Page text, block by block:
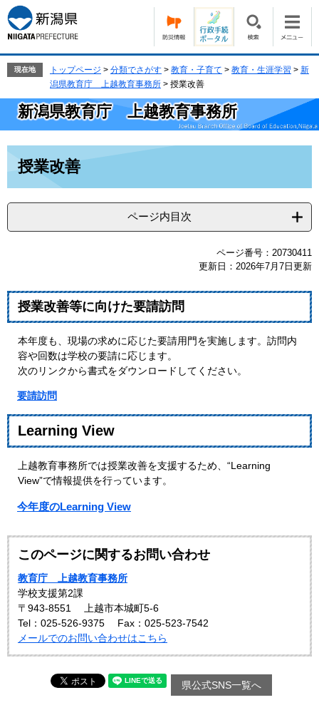
ー
ジ
の
で
す。
ニ
ュ
ー
ば
現在地 トップページ > 分類でさがす > 教育・子育て > 教育・生涯学習 > 新
潟県教育庁 上越教育事務所 > 授業改善
新潟県教育庁 上越教育事務所
授業改善
ページ内目次
ページ番号：20730411
更新日：2026年7月7日更新
授業改善等に向けた要請訪問
本年度も、現場の求めに応じた要請用門を実施します。訪問内
容や回数は学校の要請に応じます。
次のリンクから書式をダウンロードしてください。
要請訪問
Learning View
上越教育事務所では授業改善を支援するため、“Learning
View”で情報提供を行っています。
今年度のLearning View
このページに関するお問い合わせ
教育庁 上越教育事務所
学校支援第2課
〒943-8551
上越市本城町5-6
Tel：025-526-9375
Fax：025-523-7542
メールでのお問い合わせはこちら
県公式SNS一覧へ